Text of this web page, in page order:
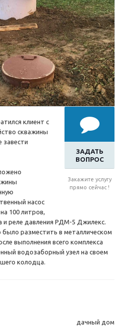
ЗАДАТЬ
ВОПРОС
Закажите услугу
прямо сейчас !
клиент с
скважины
завести
насос
100 литров,
и реле давления РДМ-5 Джилекс.
разместить в металлическом
выполнения всего комплекса
водозаборный узел на своем
колодца.
дачный дом